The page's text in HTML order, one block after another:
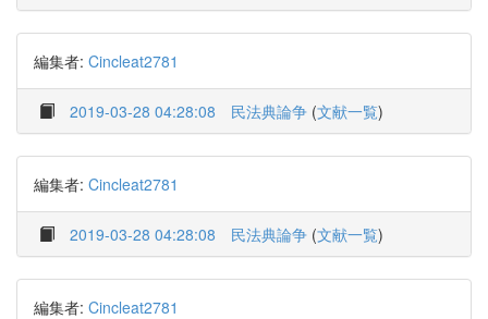
編集者: Cincleat2781
2019-03-28 04:28:08 民法典論争 (文献一覧)
編集者: Cincleat2781
2019-03-28 04:28:08 民法典論争 (文献一覧)
編集者: Cincleat2781